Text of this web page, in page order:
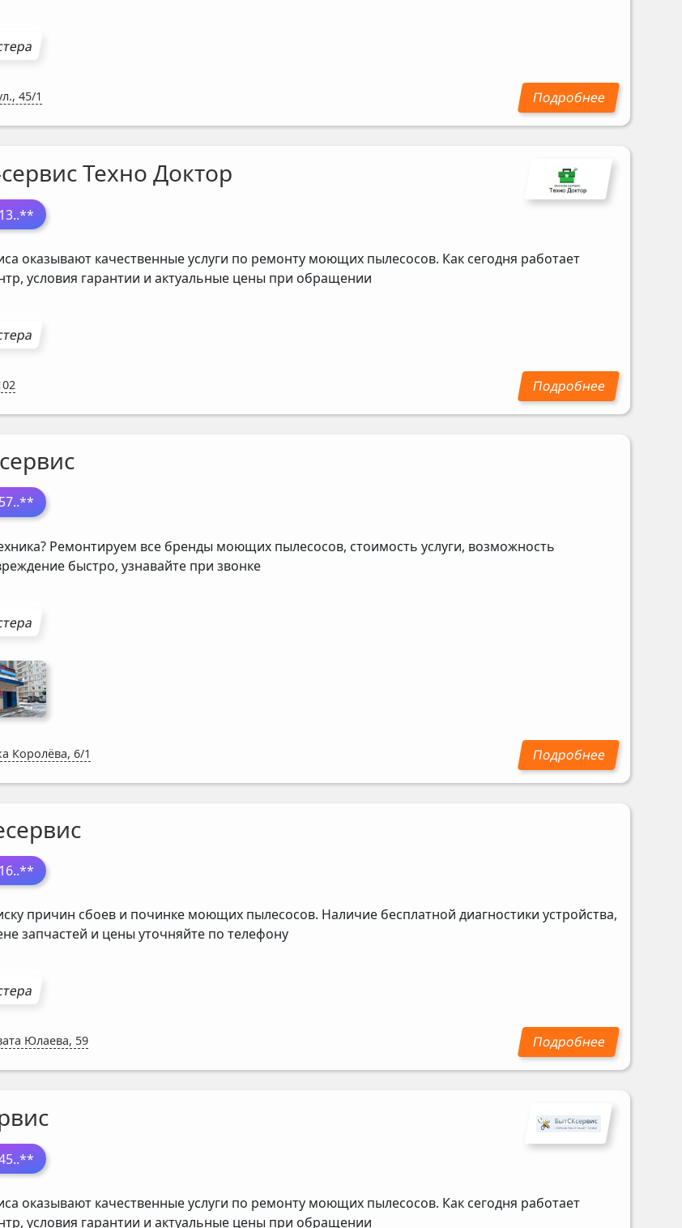
45/1
Техно Доктор
..**
оказывают качественные услуги по ремонту моющих пылесосов. Как сегодня работает
условия гарантии и актуальные цены при обращении
..**
Ремонтируем все бренды моющих пылесосов, стоимость услуги, возможность
быстро, узнавайте при звонке
Королёва, 6/1
..**
причин сбоев и починке моющих пылесосов. Наличие бесплатной диагностики устройства,
запчастей и цены уточняйте по телефону
Юлаева, 59
..**
оказывают качественные услуги по ремонту моющих пылесосов. Как сегодня работает
условия гарантии и актуальные цены при обращении